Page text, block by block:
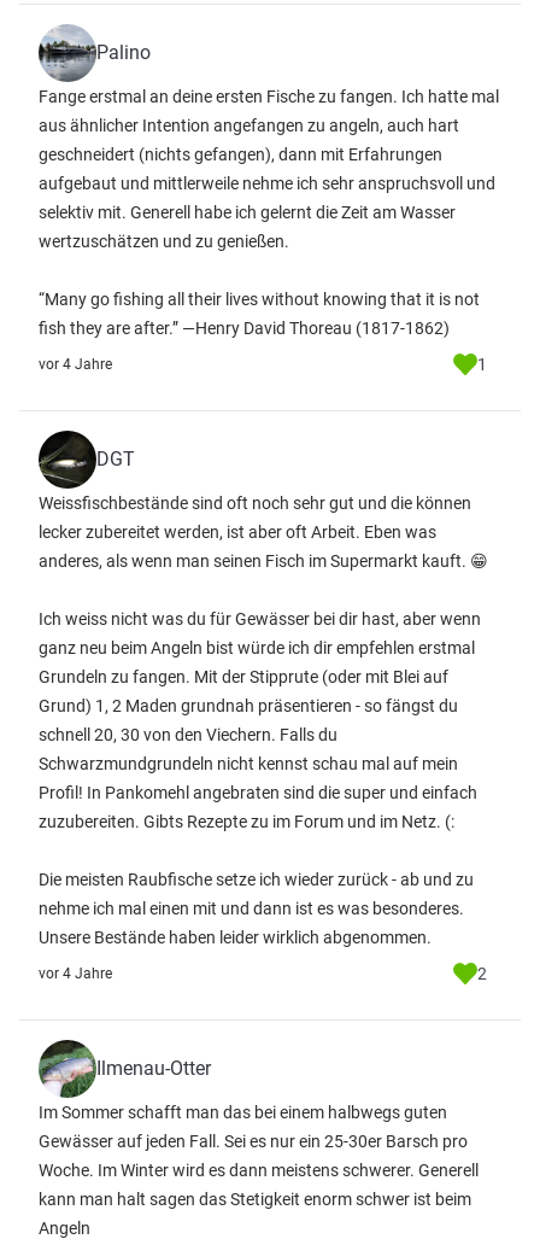
Palino
Fange erstmal an deine ersten Fische zu fangen. Ich hatte mal
aus ähnlicher Intention angefangen zu angeln, auch hart
geschneidert (nichts gefangen), dann mit Erfahrungen
aufgebaut und mittlerweile nehme ich sehr anspruchsvoll und
selektiv mit. Generell habe ich gelernt die Zeit am Wasser
wertzuschätzen und zu genießen.
“Many go fishing all their lives without knowing that it is not
fish they are after.” —Henry David Thoreau (1817-1862)
vor 4 Jahre 1
DGT
Weissfischbestände sind oft noch sehr gut und die können
lecker zubereitet werden, ist aber oft Arbeit. Eben was
anderes, als wenn man seinen Fisch im Supermarkt kauft. 😁
Ich weiss nicht was du für Gewässer bei dir hast, aber wenn
ganz neu beim Angeln bist würde ich dir empfehlen erstmal
Grundeln zu fangen. Mit der Stipprute (oder mit Blei auf
Grund) 1, 2 Maden grundnah präsentieren - so fängst du
schnell 20, 30 von den Viechern. Falls du
Schwarzmundgrundeln nicht kennst schau mal auf mein
Profil! In Pankomehl angebraten sind die super und einfach
zuzubereiten. Gibts Rezepte zu im Forum und im Netz. (:
Die meisten Raubfische setze ich wieder zurück - ab und zu
nehme ich mal einen mit und dann ist es was besonderes.
Unsere Bestände haben leider wirklich abgenommen.
vor 4 Jahre 2
Ilmenau-Otter
Im Sommer schafft man das bei einem halbwegs guten
Gewässer auf jeden Fall. Sei es nur ein 25-30er Barsch pro
Woche. Im Winter wird es dann meistens schwerer. Generell
kann man halt sagen das Stetigkeit enorm schwer ist beim
Angeln